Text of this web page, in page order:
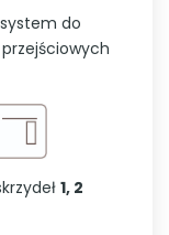
do
1, 2